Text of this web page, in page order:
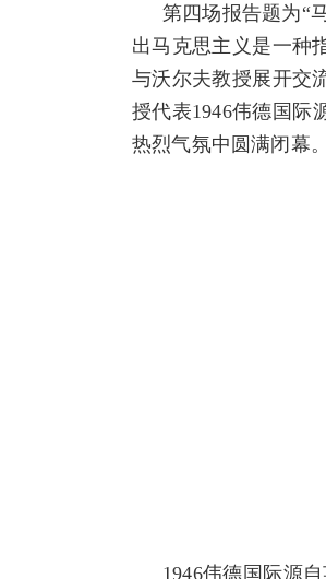
第四场报告题为“
出马克思主义是一种
与沃尔夫教授展开交
授代表1946伟德国际
热烈气氛中圆满闭幕
1946伟德国际源